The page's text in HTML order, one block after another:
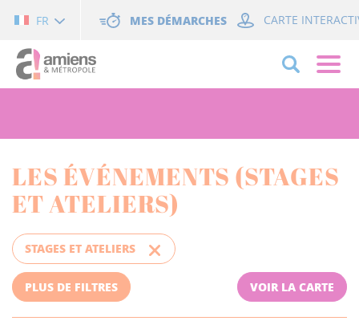
FR MES DÉMARCHES CARTE
LES ÉVÉNEMENTS (STAGES
ET ATELIERS)
STAGES ET ATELIERS
PLUS DE FILTRES VOIR LA CARTE